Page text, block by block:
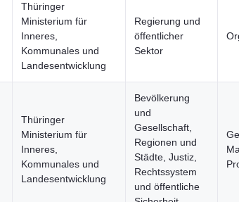
Thüringer
Ministerium für
Inneres,
Kommunales und
Landesentwicklung
Regierung und
öffentlicher
Sektor
Thüringer
Ministerium für
Inneres,
Kommunales und
Landesentwicklung
Bevölkerung
und
Gesellschaft,
Regionen und
Städte, Justiz,
Rechtssystem
und öffentliche